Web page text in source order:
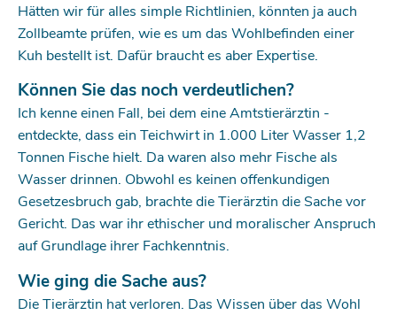
Hätten wir für alles simple Richtlinien, könnten ja auch
Zollbeamte prüfen, wie es um das Wohlbefinden einer
Kuh bestellt ist. Dafür braucht es aber Expertise.
Können Sie das noch verdeutlichen?
Ich kenne einen Fall, bei dem eine Amtstierärztin ­
entdeckte, dass ein Teichwirt in 1.000 Liter Wasser 1,2
Tonnen ­Fische hielt. Da waren also mehr Fische als
Wasser drinnen. Obwohl es keinen offenkundigen
Gesetzesbruch gab, ­brachte die Tierärztin die Sache vor
Gericht. Das war ihr ethischer und moralischer Anspruch
auf Grundlage ihrer Fachkenntnis.
Wie ging die Sache aus?
Die Tierärztin hat verloren. Das Wissen über das Wohl